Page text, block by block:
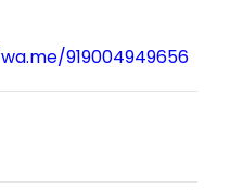
919004949656